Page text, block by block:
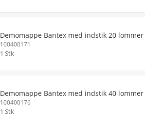
Demomappe Bantex med indstik 20 lommer
100400171
1 Stk
Demomappe Bantex med indstik 40 lommer
100400176
1 Stk